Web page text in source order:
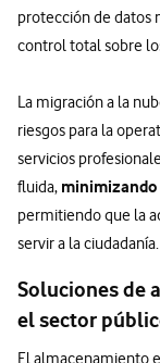
protección de datos
control total sobre
La migración a la
riesgos para la
servicios
fluida, minimizando
permitiendo que la
servir a la ciudadanía.
Soluciones de
el sector
El almacenamiento